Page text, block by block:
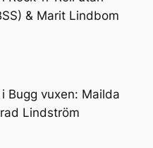
& Marit Lindbom
Bugg vuxen: Mailda
Lindström